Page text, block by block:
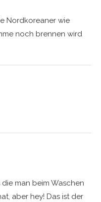
Nordkoreaner wie
noch brennen wird
die man beim Waschen
aber hey! Das ist der